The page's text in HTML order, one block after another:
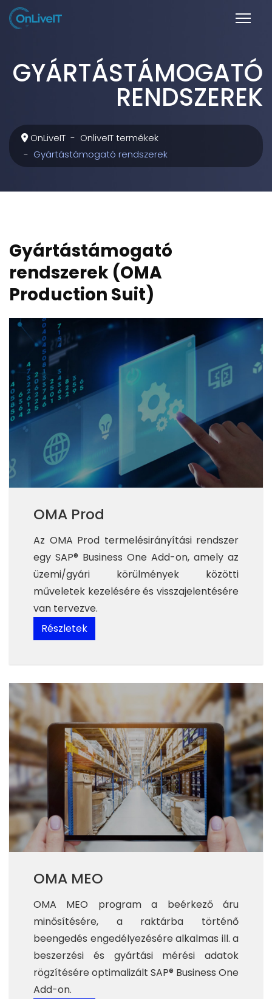
GYÁRTÁSTÁMOGATÓ
RENDSZEREK
OnLiveIT
OnliveIT termékek
Gyártástámogató rendszerek
Gyártástámogató
rendszerek (OMA
Production Suit)
OMA Prod
Az OMA Prod termelésirányítási rendszer
egy SAP® Business One Add-on, amely az
üzemi/gyári körülmények közötti
műveletek kezelésére és visszajelentésére
van tervezve.
Részletek
OMA MEO
OMA MEO program a beérkező áru
minősítésére, a raktárba történő
beengedés engedélyezésére alkalmas ill. a
beszerzési és gyártási mérési adatok
rögzítésére optimalizált SAP® Business One
Add-on.